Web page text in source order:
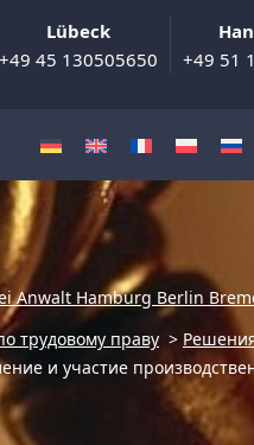
Lübeck
+49 45 130505650
+49 51
Anwalt Hamburg Berlin
трудовому праву >
и участие